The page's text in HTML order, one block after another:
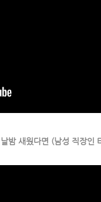
밤 새웠다면 (남성 직장인